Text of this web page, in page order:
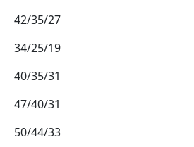
42/35/27
34/25/19
40/35/31
47/40/31
50/44/33